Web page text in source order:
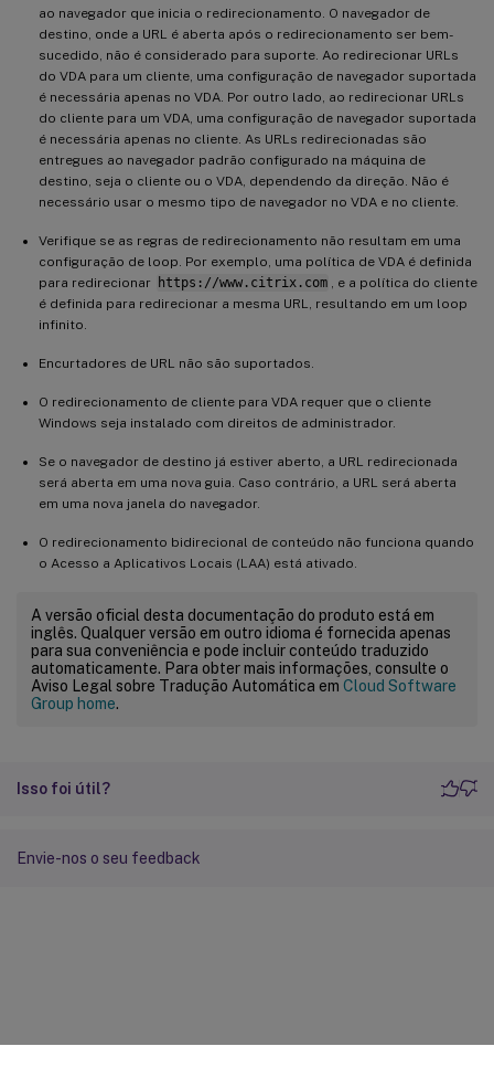
ao navegador que inicia o redirecionamento. O navegador de
destino, onde a URL é aberta após o redirecionamento ser bem-
sucedido, não é considerado para suporte. Ao redirecionar URLs
do VDA para um cliente, uma configuração de navegador suportada
é necessária apenas no VDA. Por outro lado, ao redirecionar URLs
do cliente para um VDA, uma configuração de navegador suportada
é necessária apenas no cliente. As URLs redirecionadas são
entregues ao navegador padrão configurado na máquina de
destino, seja o cliente ou o VDA, dependendo da direção. Não é
necessário usar o mesmo tipo de navegador no VDA e no cliente.
Verifique se as regras de redirecionamento não resultam em uma
configuração de loop. Por exemplo, uma política de VDA é definida
para redirecionar https://www.citrix.com
, e a política do cliente
é definida para redirecionar a mesma URL, resultando em um loop
infinito.
Encurtadores de URL não são suportados.
O redirecionamento de cliente para VDA requer que o cliente
Windows seja instalado com direitos de administrador.
Se o navegador de destino já estiver aberto, a URL redirecionada
será aberta em uma nova guia. Caso contrário, a URL será aberta
em uma nova janela do navegador.
O redirecionamento bidirecional de conteúdo não funciona quando
o Acesso a Aplicativos Locais (LAA) está ativado.
A versão oficial desta documentação do produto está em
inglês. Qualquer versão em outro idioma é fornecida apenas
para sua conveniência e pode incluir conteúdo traduzido
automaticamente. Para obter mais informações, consulte o
Aviso Legal sobre Tradução Automática em Cloud Software
Group home.
Isso foi útil?
Envie-nos o seu feedback